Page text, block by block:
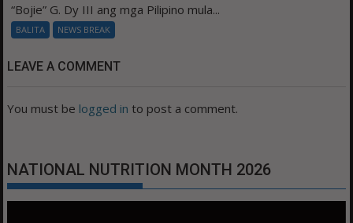
“Bojie” G. Dy III ang mga Pilipino mula...
BALITA NEWS BREAK
LEAVE A COMMENT
You must be logged in to post a comment.
NATIONAL NUTRITION MONTH 2026